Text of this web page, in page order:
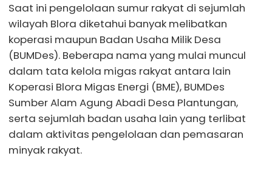
Saat ini pengelolaan sumur rakyat di sejumlah
wilayah Blora diketahui banyak melibatkan
koperasi maupun Badan Usaha Milik Desa
(BUMDes). Beberapa nama yang mulai muncul
dalam tata kelola migas rakyat antara lain
Koperasi Blora Migas Energi (BME), BUMDes
Sumber Alam Agung Abadi Desa Plantungan,
serta sejumlah badan usaha lain yang terlibat
dalam aktivitas pengelolaan dan pemasaran
minyak rakyat.